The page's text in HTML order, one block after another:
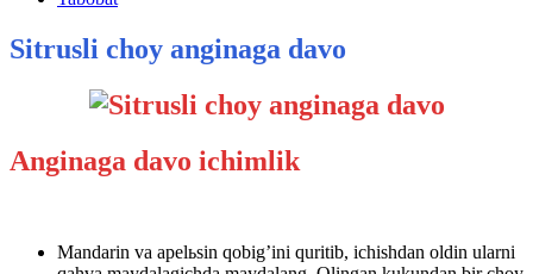
Sitrusli choy anginaga davo
Anginaga davo ichimlik
Mandarin va apelьsin qobigʼini quritib, ichishdan oldin ularni